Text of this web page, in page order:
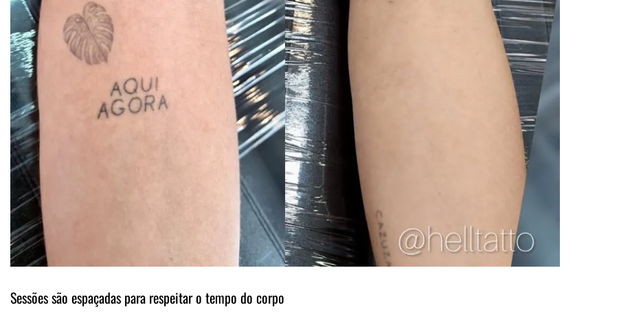
Sessõessão espaçadas para respeitaro tempo do corpo